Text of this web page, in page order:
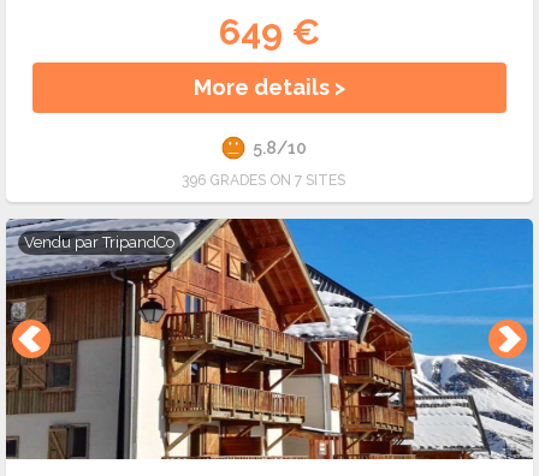
649 €
More details >
5.8/10
396 GRADES ON 7 SITES
Vendu parTripandCo